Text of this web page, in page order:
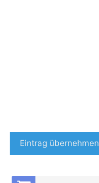
Eintrag übernehmen